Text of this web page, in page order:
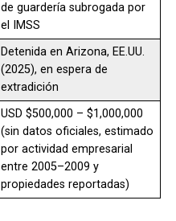
de guardería subrogada por
el IMSS
Detenida en Arizona, EE.UU.
(2025), en espera de
extradición
USD $500,000 – $1,000,000
(sin datos oficiales, estimado
por actividad empresarial
entre 2005–2009 y
propiedades reportadas)